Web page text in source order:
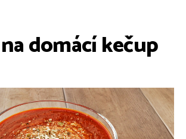
domácí kečup